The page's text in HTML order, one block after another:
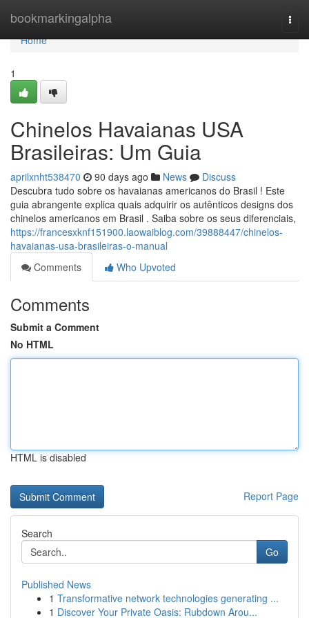
bookmarkingalpha
Home
Home
1
Chinelos Havaianas USA
Brasileiras: Um Guia
aprilxnht538470 90 days ago News
Discuss
Descubra tudo sobre os havaianas americanos do Brasil ! Este
guia abrangente explica quais adquirir os autênticos designs dos
chinelos americanos em Brasil . Saiba sobre os seus diferenciais,
https://francesxknf151900.laowaiblog.com/39888447/chinelos-
havaianas-usa-brasileiras-o-manual
Comments
Who Upvoted
Comments
Submit a Comment
No HTML
HTML is disabled
Report Page
Search
Go
Published News
1 Transformative network technologies generating ...
1 Discover Your Private Oasis: Rubdown Arou...